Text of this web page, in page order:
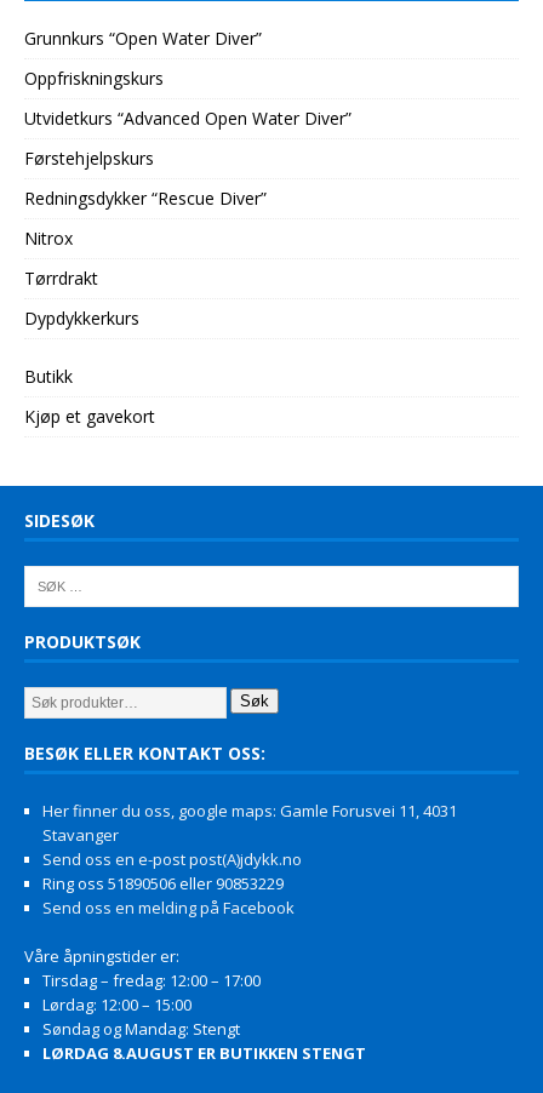
Grunnkurs “Open Water Diver”
Oppfriskningskurs
Utvidetkurs “Advanced Open Water Diver”
Førstehjelpskurs
Redningsdykker “Rescue Diver”
Nitrox
Tørrdrakt
Dypdykkerkurs
Butikk
Kjøp et gavekort
SIDESØK
PRODUKTSØK
Søk
BESØK ELLER KONTAKT OSS:
Her finner du oss, google maps: Gamle Forusvei 11, 4031
Stavanger
Send oss en e-post post(A)jdykk.no
Ring oss 51890506 eller 90853229
Send oss en melding på Facebook
Våre åpningstider er:
Tirsdag – fredag: 12:00 – 17:00
Lørdag: 12:00 – 15:00
Søndag og Mandag: Stengt
LØRDAG 8.AUGUST ER BUTIKKEN STENGT